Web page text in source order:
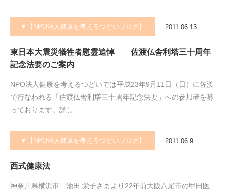
▼【NPO法人健康を考えるつどいブログ】 2011.06.13
東日本大震災犠牲者慰霊追悼 佐渡仏舎利塔三十周年
記念法要のご案内
NPO法人健康を考えるつどいでは平成23年9月11日（日）に佐渡
で行なわれる「佐渡仏舎利塔三十周年記念法要」への参加者を募
っております。詳し…
▼【NPO法人健康を考えるつどいブログ】 2011.06.9
西式健康法
神奈川県横浜市 池田 栄子さまより22年前大阪八尾市の甲田医